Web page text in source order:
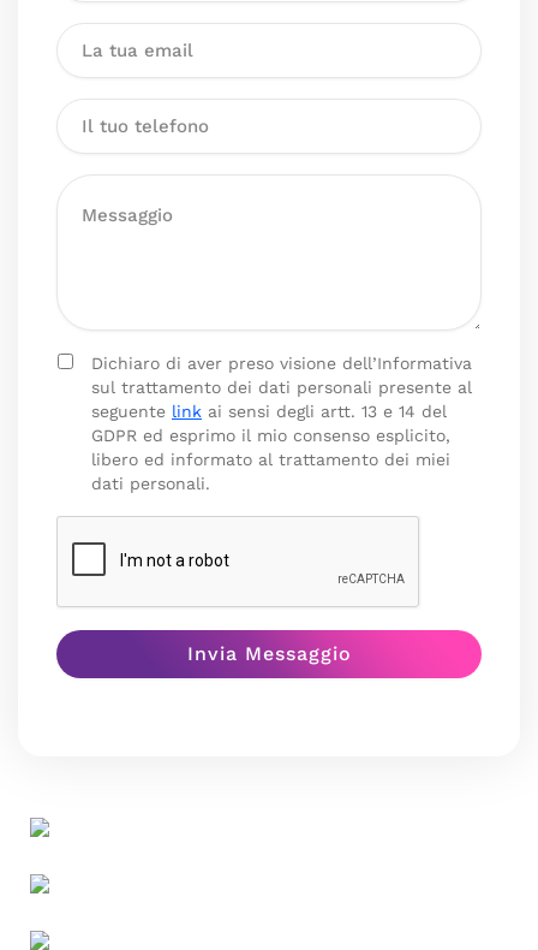
Dichiaro di aver preso visione dell’Informativa
sul trattamento dei dati personali presente al
seguente link ai sensi degli artt. 13 e 14 del
GDPR ed esprimo il mio consenso esplicito,
libero ed informato al trattamento dei miei
dati personali.